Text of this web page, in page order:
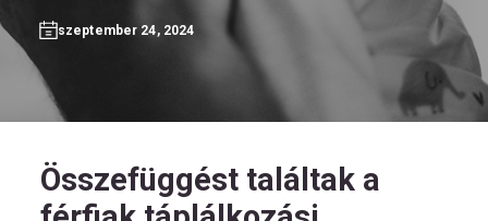
minket!
szeptember 24, 2024
Összefüggést találtak a